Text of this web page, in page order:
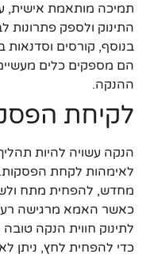
תמיכה מותאמת אישית,
התינוק ולספק פתרונות
בנוסף, קורסים וסדנאות
הם מספקים כלים
ההנקה.
לקיחת
הנקה עשויה להיות
לאימהות לקחת
מחדש, להפחית מתח
כאשר האמא מרגישה
לתינוק חווית הנקה טובה
כדי להפחית לחץ, ניתן